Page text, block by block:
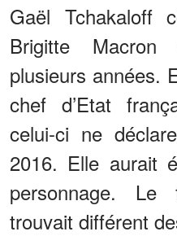
Gaël Tchakaloff
Brigitte Macron
plusieurs années.
chef d’Etat
celui-ci ne
2016. Elle aurait
personnage.
trouvait différent